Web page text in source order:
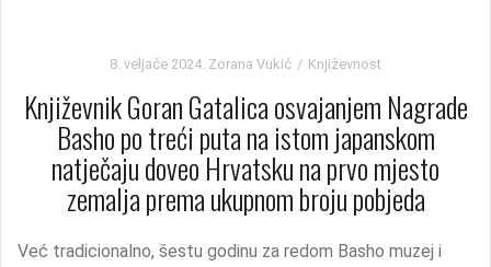
8. veljače 2024. Zorana Vukić Književnost
Književnik Goran Gatalica osvajanjem Nagrade
Basho po treći puta na istom japanskom
natječaju doveo Hrvatsku na prvo mjesto
zemalja prema ukupnom broju pobjeda
Već tradicionalno, šestu godinu za redom Basho muzej i